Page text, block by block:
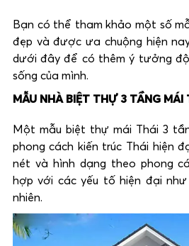
Bạn có thể tham khảo một số
đẹp và được ưa chuộng hiện
dưới đây để có thêm ý tưởng
sống của mình.
MẪU NHÀ BIỆT THỰ 3 TẦNG MÁI
Một mẫu biệt thự mái Thái 3
phong cách kiến trúc Thái hiện
nét và hình dạng theo phong
hợp với các yếu tố hiện đại
nhiên.